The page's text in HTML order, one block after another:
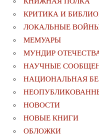
КРИТИКА И
ЛОКАЛЬНЫЕ
МЕМУАРЫ
МУНДИР
НАУЧНЫЕ
НАЦИОНАЛЬНАЯ
НОВОСТИ
НОВЫЕ КНИГИ
ОБЛОЖКИ